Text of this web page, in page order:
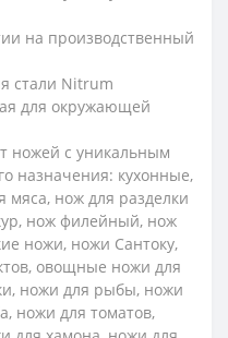
на производственный
стали Nitrum
для окружающей
ножей с уникальным
назначения: кухонные,
мяса, нож для разделки
нож филейный, нож
ножи, ножи Сантоку,
овощные ножи для
ножи для рыбы, ножи
ножи для томатов,